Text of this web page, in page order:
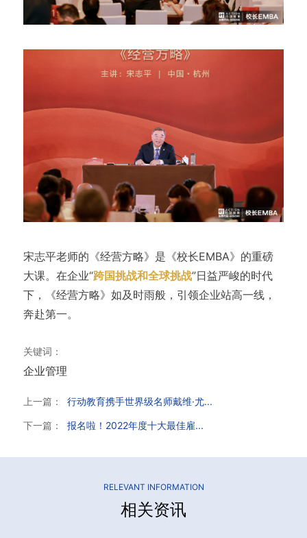
宋志平老师的《经营方略》是《校长EMBA》的重磅
大课。在企业“跨国挑战和全球挑战”日益严峻的时代
下，《经营方略》如及时雨般，引领企业站高一线，
奔赴第一。
关键词：
企业管理
上一篇： 行动教育携手世界级名师戴维·尤...
下一篇： 报名啦！2022年度十大最佳雇...
RELEVANT INFORMATION
相关资讯